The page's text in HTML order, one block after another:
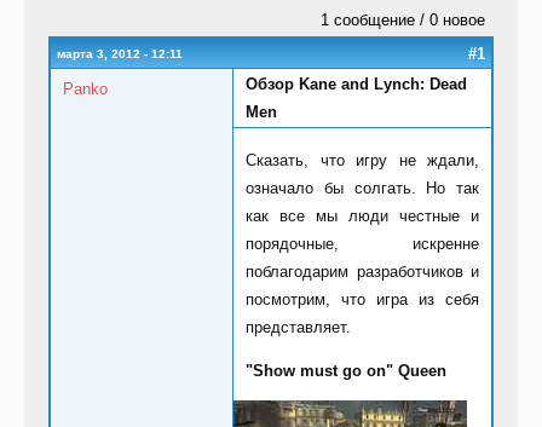
1 сообщение / 0 новое
марта 3, 2012 - 12:11
#1
Panko
Обзор Kane and Lynch: Dead
Men
Сказать, что игру не ждали,
означало бы солгать. Но так
как все мы люди честные и
порядочные, искренне
поблагодарим разработчиков и
посмотрим, что игра из себя
представляет.
"Show must go on" Queen